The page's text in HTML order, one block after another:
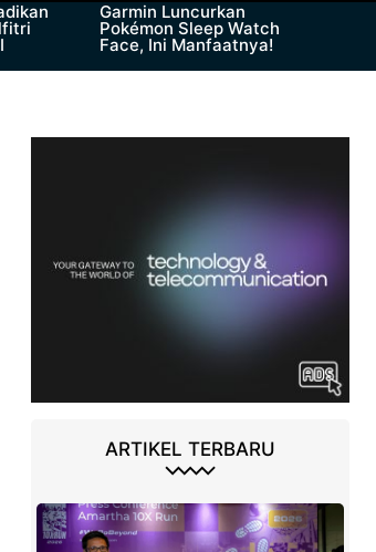
Garmin Luncurkan
Pokémon Sleep Watch
Face, Ini Manfaatnya!
ARTIKEL TERBARU